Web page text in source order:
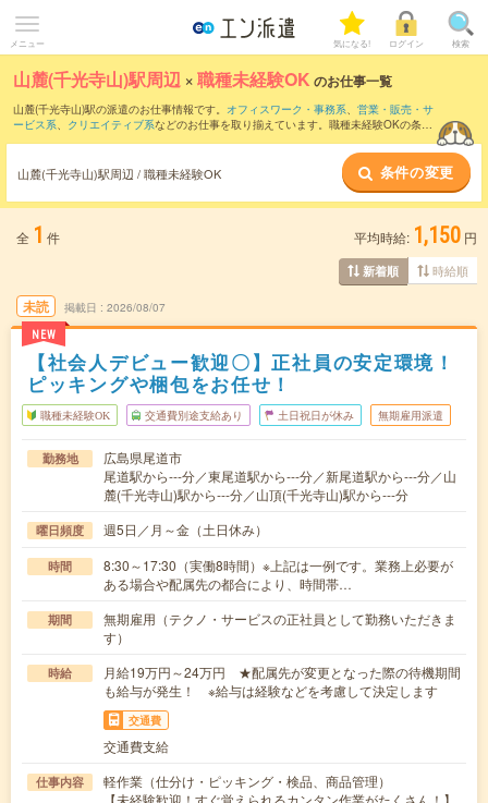
メニュー 気になる! ログイン 検索
山麓(千光寺山)駅周辺 ×職種未経験OK のお仕事一覧
山麓(千光寺山)駅の派遣のお仕事情報です。 オフィスワーク・事務系、 営業・販売・サ
ービス系、 クリエイティブ系などのお仕事を取り揃えています。職種未経験OKの条件
山麓(千光寺山)駅周辺 / 職種未経験OK 条件の変更
全 1 件 平均時給: 1,150 円
新着順 時給順
未読
NEW
掲載日 2026/08/07
【社会人デビュー歓迎〇】正社員の安定環境！
ピッキングや梱包をお任せ！
職種未経験OK 交通費別途支給あり 土日祝日が休み 無期雇用派遣
勤務地
広島県尾道市
尾道駅から---分／東尾道駅から---分／新尾道駅から---分／山
麓(千光寺山)駅から---分／山頂(千光寺山)駅から---分
曜日頻度 週5日／月～金（土日休み）
時間
8:30～17:30（実働8時間）※上記は一例です。業務上必要が
ある場合や配属先の都合により、時間帯…
期間
無期雇用（テクノ・サービスの正社員として勤務いただきま
す）
時給
月給19万円～24万円 ★配属先が変更となった際の待機期間
も給与が発生！ ※給与は経験などを考慮して決定します
交通費
交通費支給
仕事内容
軽作業（仕分け・ピッキング・検品、商品管理）
【未経験歓迎！すぐ覚えられるカンタン作業がたくさん！】